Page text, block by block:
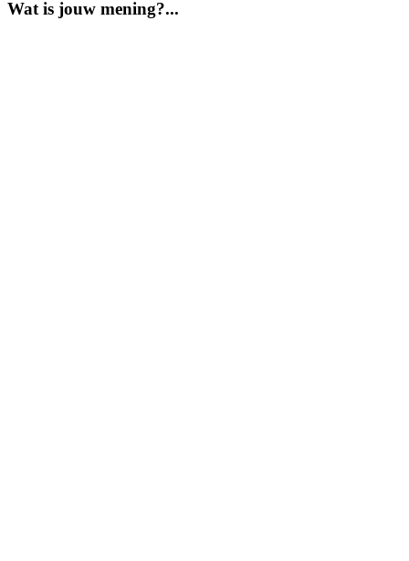
Wat is jouw mening?...